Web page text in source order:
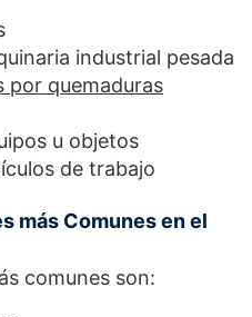
industrial pesada
por quemaduras
u objetos
de trabajo
más Comunes en el
comunes son: